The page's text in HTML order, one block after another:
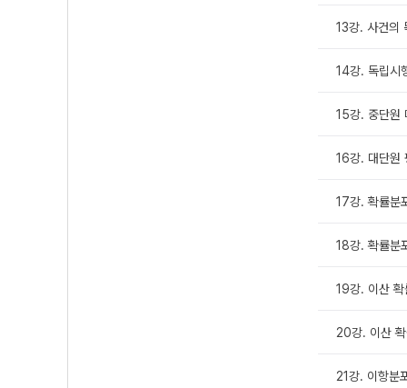
13강. 사건의
14강. 독립시
15강. 중단원
16강. 대단원
17강. 확률분
18강. 확률분
19강. 이산 확
20강. 이산
21강. 이항분